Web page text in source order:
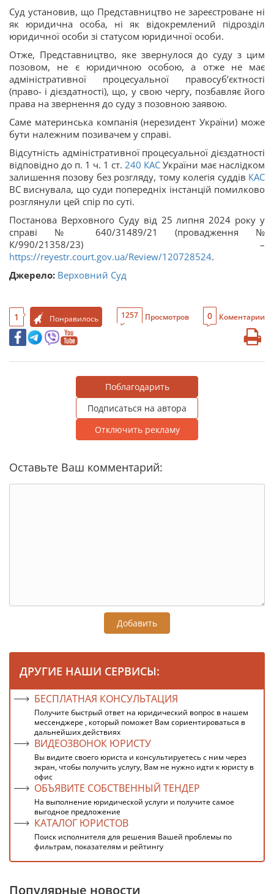
Суд установив, що Представництво не зареєстроване ні
як юридична особа, ні як відокремлений підрозділ
юридичної особи зі статусом юридичної особи.
Отже, Представництво, яке звернулося до суду з цим
позовом, не є юридичною особою, а отже не має
адміністративної процесуальної правосуб’єктності
(право- і дієздатності), що, у свою чергу, позбавляє його
права на звернення до суду з позовною заявою.
Саме материнська компанія (нерезидент України) може
бути належним позивачем у справі.
Відсутність адміністративної процесуальної дієздатності
відповідно до п. 1 ч. 1 ст. 240 КАС України має наслідком
залишення позову без розгляду, тому колегія суддів КАС
ВС виснувала, що суди попередніх інстанцій помилково
розглянули цей спір по суті.
Постанова Верховного Суду від 25 липня 2024 року у
справі № 640/31489/21 (провадження №
К/990/21358/23) –
https://reyestr.court.gov.ua/Review/120728524.
Джерело: Верховний Суд
1 Понравилось 1257 Просмотров 0 Коментарии
Поблагодарить
Подписаться на автора
Отключить рекламу
Оставьте Ваш комментарий:
Добавить
ДРУГИЕ НАШИ СЕРВИСЫ:
БЕСПЛАТНАЯ КОНСУЛЬТАЦИЯ
Получите быстрый ответ на юридический вопрос в нашем
мессенджере , который поможет Вам сориентироваться в
дальнейших действиях
ВИДЕОЗВОНОК ЮРИСТУ
Вы видите своего юриста и консультируетесь с ним через
экран, чтобы получить услугу, Вам не нужно идти к юристу в
офис
ОБЪЯВИТЕ СОБСТВЕННЫЙ ТЕНДЕР
На выполнение юридической услуги и получите самое
выгодное предложение
КАТАЛОГ ЮРИСТОВ
Поиск исполнителя для решения Вашей проблемы по
фильтрам, показателям и рейтингу
Популярные новости